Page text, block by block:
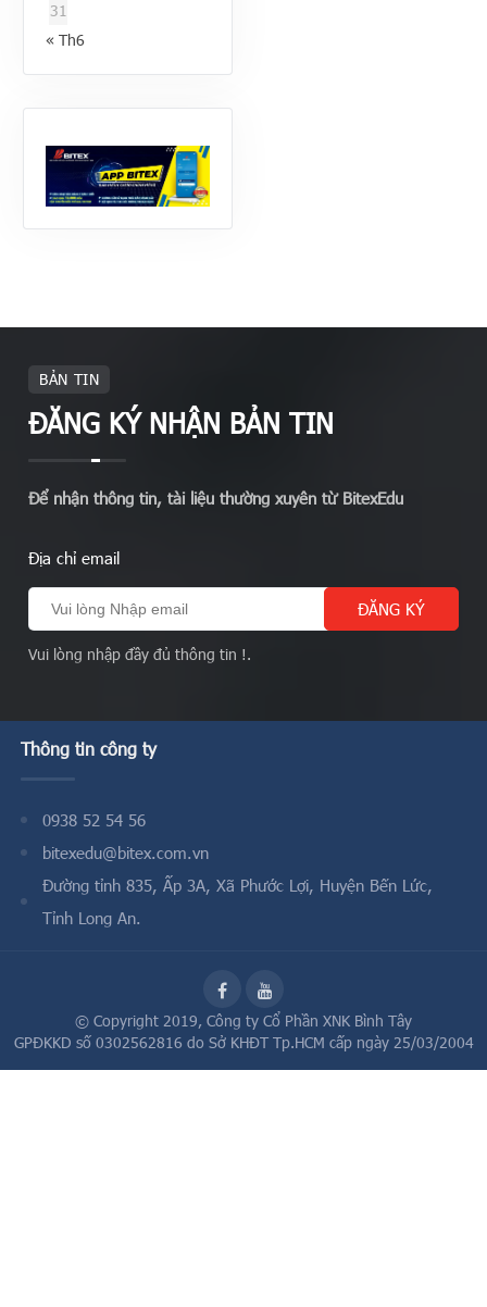
31
« Th6
BẢN TIN
ĐĂNG KÝ NHẬN BẢN TIN
Để nhận thông tin, tài liệu thường xuyên từ BitexEdu
Địa chỉ email
Vui lòng nhập đầy đủ thông tin !.
Thông tin công ty
0938 52 54 56
bitexedu@bitex.com.vn
Đường tỉnh 835, Ấp 3A, Xã Phước Lợi, Huyện Bến Lức,
Tỉnh Long An.
© Copyright 2019, Công ty Cổ Phần XNK Bình Tây
GPĐKKD số 0302562816 do Sở KHĐT Tp.HCM cấp ngày 25/03/2004